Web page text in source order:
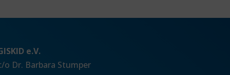
e.V.
o Dr. Barbara Stumper